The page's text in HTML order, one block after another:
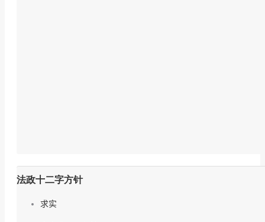
法政十二字方针
求实